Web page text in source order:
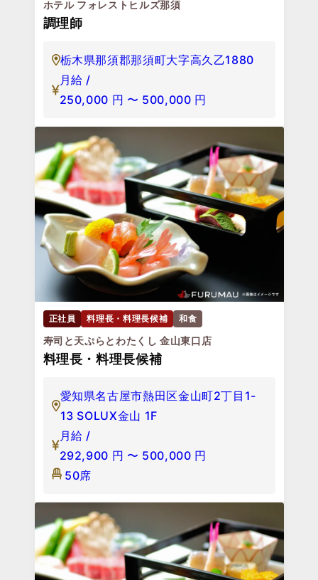
ホテル フォレストヒルズ那須
調理師
栃木県那須郡那須町大字高久乙1880
月給 /
250,000 円 〜 500,000 円
正社員 料理長・料理長候補 和食
寿司と天ぷらとわたくし 金山東口店
料理長・料理長候補
愛知県名古屋市熱田区金山町2丁目1-
13 SOLUX金山 1F
月給 /
292,900 円 〜 500,000 円
50席